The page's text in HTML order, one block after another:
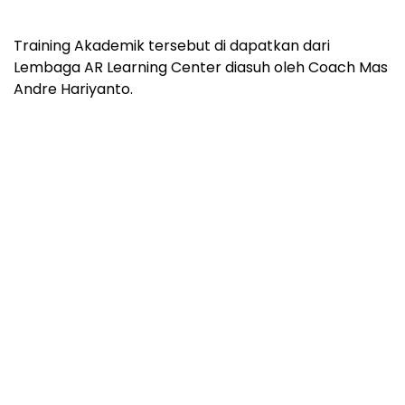
Training Akademik tersebut di dapatkan dari
Lembaga AR Learning Center diasuh oleh Coach Mas
Andre Hariyanto.